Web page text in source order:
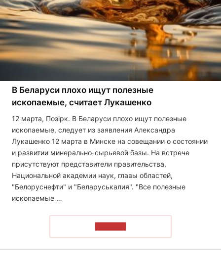
В Беларуси плохо ищут полезные
ископаемые, считает Лукашенко
12 марта, Позірк. В Беларуси плохо ищут полезные
ископаемые, следует из заявления Александра
Лукашенко 12 марта в Минске на совещании о состоянии
и развитии минерально-сырьевой базы. На встрече
присутствуют представители правительства,
Национальной академии наук, главы областей,
"Белоруснефти" и "Беларуськалия". "Все полезные
ископаемые …